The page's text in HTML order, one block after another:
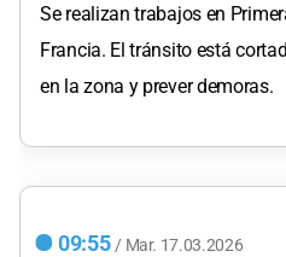
Se realizan trabajos en
Francia. El tránsito está
en la zona y prever demoras.
09:55 / Mar. 17.03.2026